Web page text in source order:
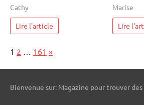
Cathy
Lire l'article
Marise
Lire
Page:
1 2 161 Next
»
Bienvenue sur: Magazine pour trouver